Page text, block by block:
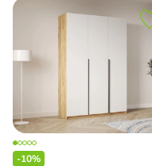
-10%